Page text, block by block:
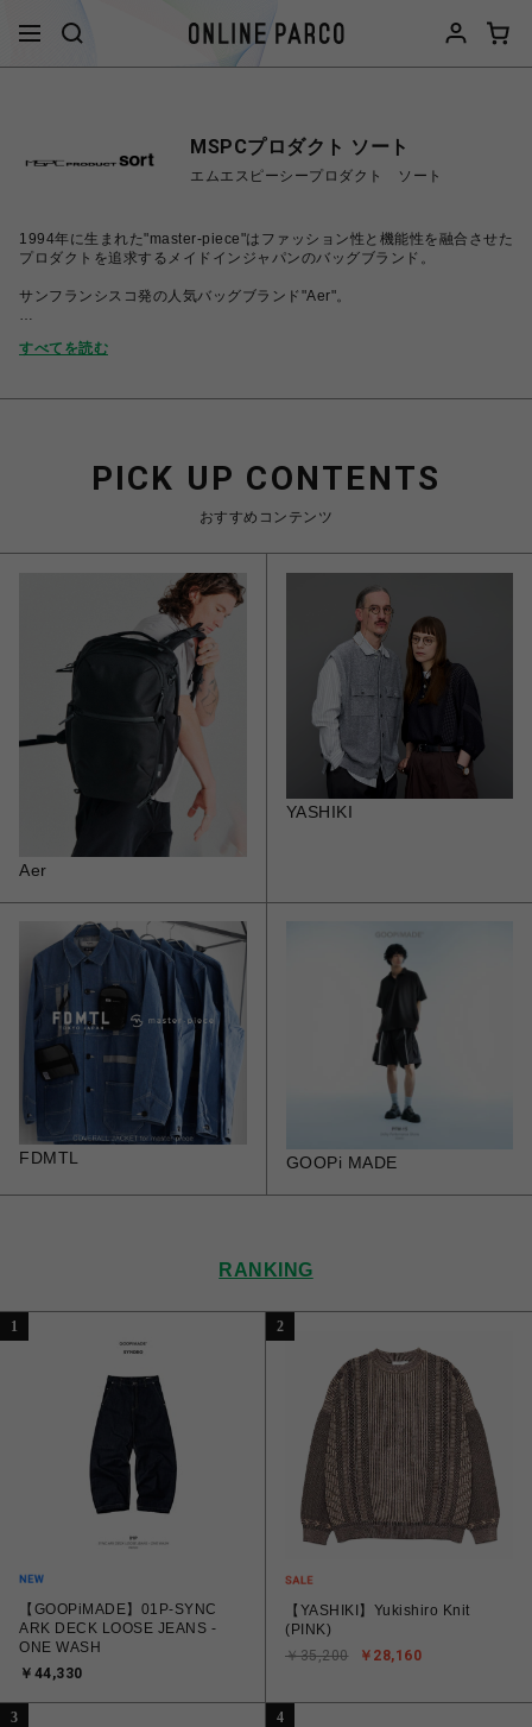
MSPCプロダクト ソート
エムエスピーシープロダクト ソート
1994年に生まれた"master-piece"はファッション性と機能性を融合させた
プロダクトを追求するメイドインジャパンのバッグブランド。
サンフランシスコ発の人気バッグブランド"Aer"。
厳選したアパレルセレクトを行っている複合ショップです。
絡ください。
すべてを読む
PICK UP CONTENTS
おすすめコンテンツ
Aer
YASHIKI
FDMTL GOOPi MADE
RANKING
1
【GOOPiMADE】01P-SYNC
ARK DECK LOOSE JEANS -
ONE WASH
￥44,330
2
【YASHIKI】Yukishiro Knit
(PINK)
￥28,160
￥35,200
3 4